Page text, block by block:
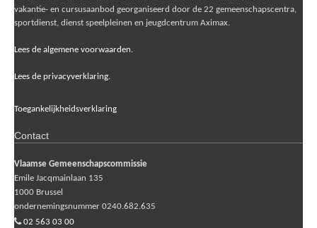
vakantie- en cursusaanbod georganiseerd door de 22 gemeenschapscentra,
sportdienst, dienst speelpleinen en jeugdcentrum Aximax.
Lees de algemene voorwaarden.
Lees de privacyverklaring.
Toegankelijkheidsverklaring
Contact
Vlaamse Gemeenschapscommissie
Emile Jacqmainlaan 135
1000 Brussel
ondernemingsnummer 0240.682.635
02 563 03 00